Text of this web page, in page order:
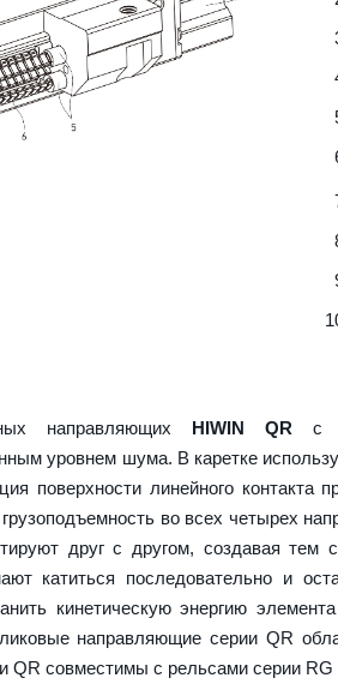
направляющих HIWIN QR с
уровнем шума. В каретке
поверхности линейного контакта
во всех четырех
друг с другом, создавая
катиться последовательно и
кинетическую энергию
направляющие серии QR
совместимы с рельсами серии RG